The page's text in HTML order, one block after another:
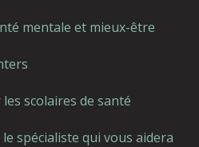
mentale et mieux-être
scolaires de santé
spécialiste qui vous aidera